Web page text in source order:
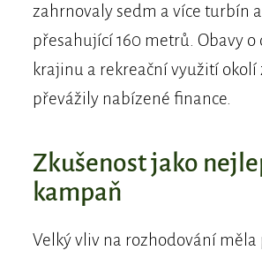
zahrnovaly sedm a více turbín
přesahující 160 metrů. Obavy o
krajinu a rekreační využití okolí
převážily nabízené finance.
Zkušenost jako
kampaň
Velký vliv na rozhodování měla